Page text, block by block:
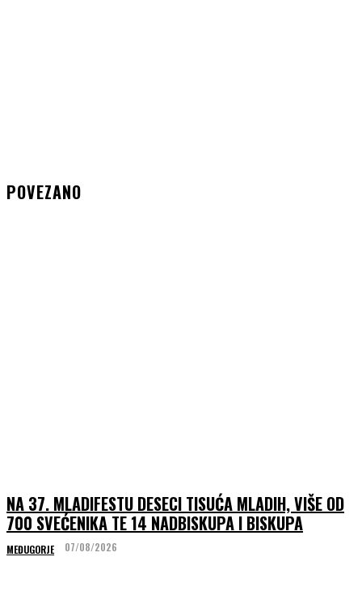
POVEZANO
NA 37. MLADIFESTU DESECI TISUĆA MLADIH, VIŠE OD
700 SVEĆENIKA TE 14 NADBISKUPA I BISKUPA
MEĐUGORJE 07/08/2026